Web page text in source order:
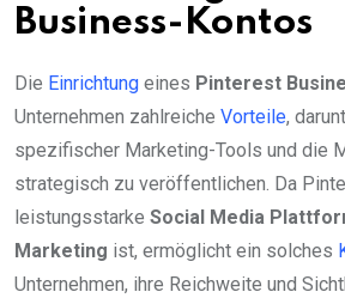
Business-Kontos
Die Einrichtung eines Pinterest
Unternehmen zahlreiche Vorteile,
spezifischer Marketing-Tools und die
strategisch zu veröffentlichen. Da
leistungsstarke Social Media
Marketing ist, ermöglicht ein solches
Unternehmen, ihre Reichweite und